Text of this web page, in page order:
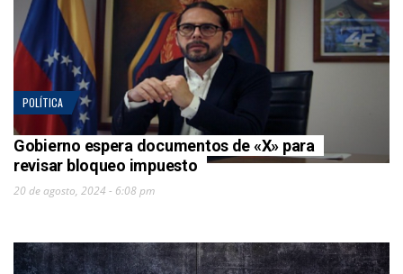
POLÍTICA
Gobierno espera documentos de «X» para
revisar bloqueo impuesto
20 de agosto, 2024 - 6:08 pm